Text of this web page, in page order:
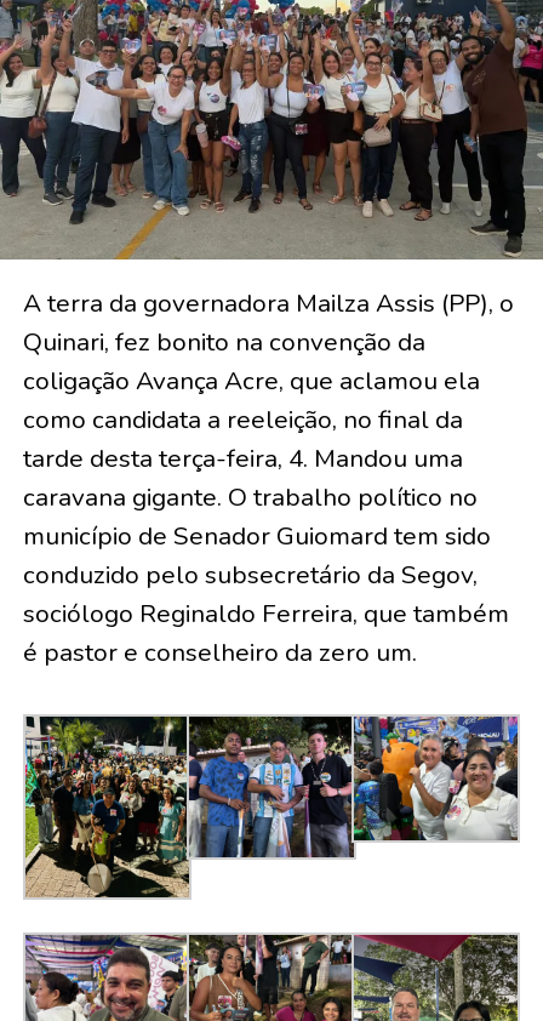
A terra da governadora Mailza Assis (PP), o
Quinari, fez bonito na convenção da
coligação Avança Acre, que aclamou ela
como candidata a reeleição, no final da
tarde desta terça-feira, 4. Mandou uma
caravana gigante. O trabalho político no
município de Senador Guiomard tem sido
conduzido pelo subsecretário da Segov,
sociólogo Reginaldo Ferreira, que também
é pastor e conselheiro da zero um.